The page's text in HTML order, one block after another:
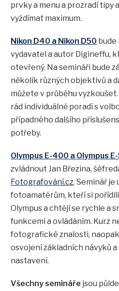
prvky a menu a prozradí tipy
vyždímat maximum.
Nikon D40 a Nikon D50 bude
vydavatel a autor Digineffu,
otevřený. Na semináři bude
několik různých objektivů a
můžete v průběhu
rád individuálně poradí s
případného dalšího
potřeby.
Olympus E-400 a Olympus
zvládnout Jan Březina,
Fotografování.cz. Seminář je
fotoamatérům, kteří si
Olympus a chtějí se rychle a
funkcemi a ovládáním. Kurz
fotografické znalosti,
osvojení základních návyků
nastavení.
Všechny semináře jsou